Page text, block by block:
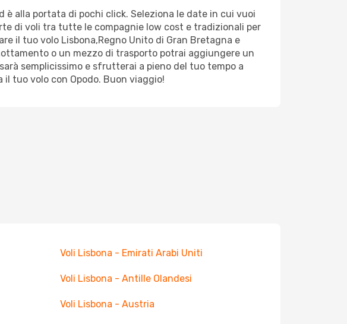
è alla portata di pochi click. Seleziona le date in cui vuoi
di voli tra tutte le compagnie low cost e tradizionali per
il tuo volo Lisbona,Regno Unito di Gran Bretagna e
o un mezzo di trasporto potrai aggiungere un
semplicissimo e sfrutterai a pieno del tuo tempo a
tuo volo con Opodo. Buon viaggio!
Voli Lisbona - Emirati Arabi Uniti
Voli Lisbona - Antille Olandesi
Voli Lisbona - Austria